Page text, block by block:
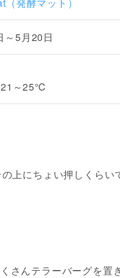
～5月20日
～25℃
上にちょい押しくら
さんテラーバーグを置